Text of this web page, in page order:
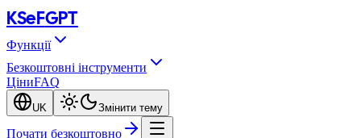
KSeFGPT
Функції
Безкоштовні інструменти
ЦіниFAQ
UK Змінити тему
Почати безкоштовно